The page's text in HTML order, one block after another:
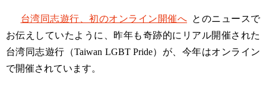
台湾同志遊行、初のオンライン開催へ とのニュースで
お伝えしていたように、昨年も奇跡的にリアル開催された
台湾同志遊行（Taiwan LGBT Pride）が、今年はオンライン
で開催されています。